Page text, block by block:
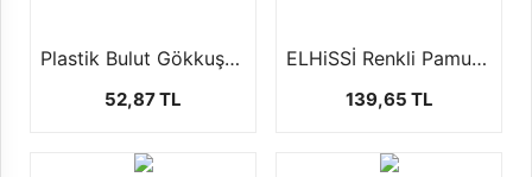
Plastik Bulut Gökkuşağı Makrome Halkası
52,87 TL
ELHiSSİ Renkli Pamuklu Makrome İpi (3 mm.+/- 500 gr.125 mt)
139,65 TL